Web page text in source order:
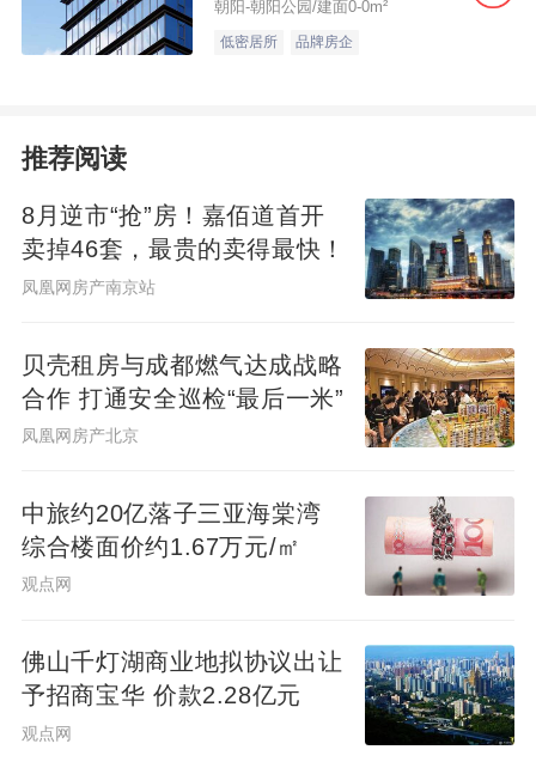
朝阳-朝阳公园/建面0-0m²
低密居所 品牌房企
推荐阅读
8月逆市“抢”房！嘉佰道首开
卖掉46套，最贵的卖得最快！
凤凰网房产南京站
贝壳租房与成都燃气达成战略
合作 打通安全巡检“最后一米”
凤凰网房产北京
中旅约20亿落子三亚海棠湾
综合楼面价约1.67万元/㎡
观点网
佛山千灯湖商业地拟协议出让
予招商宝华 价款2.28亿元
观点网